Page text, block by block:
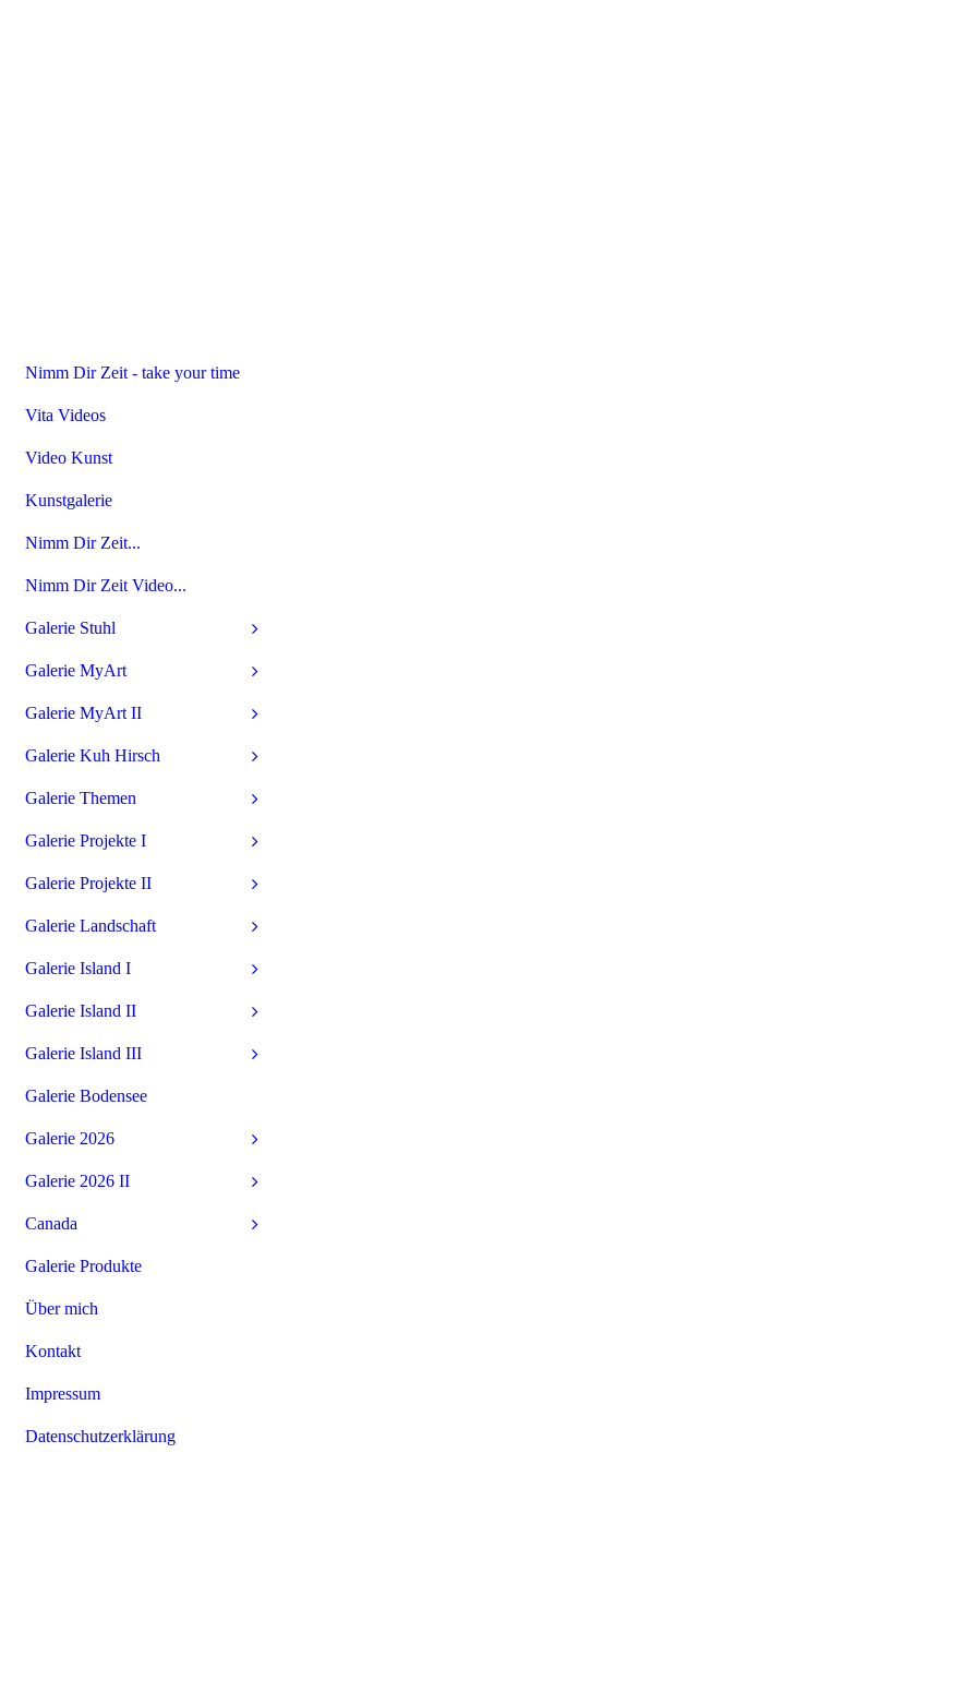
Nimm Dir Zeit - take your time
Vita Videos
Video Kunst
Kunstgalerie
Nimm Dir Zeit...
Nimm Dir Zeit Video...
Galerie Stuhl
Galerie MyArt
Galerie MyArt II
Galerie Kuh Hirsch
Galerie Themen
Galerie Projekte I
Galerie Projekte II
Galerie Landschaft
Galerie Island I
Galerie Island II
Galerie Island III
Galerie Bodensee
Galerie 2026
Galerie 2026 II
Canada
Galerie Produkte
Über mich
Kontakt
Impressum
Datenschutzerklärung